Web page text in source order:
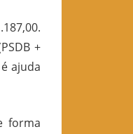
+
ajuda
forma